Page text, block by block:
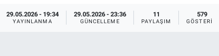
29.05.2026 - 19:34
YAYINLANMA
29.05.2026 - 23:36
GÜNCELLEME
11
PAYLAŞIM
579
GÖSTERIM